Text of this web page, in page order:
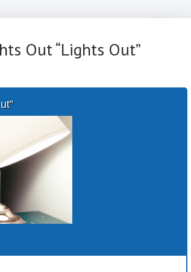
Out “Lights Out”